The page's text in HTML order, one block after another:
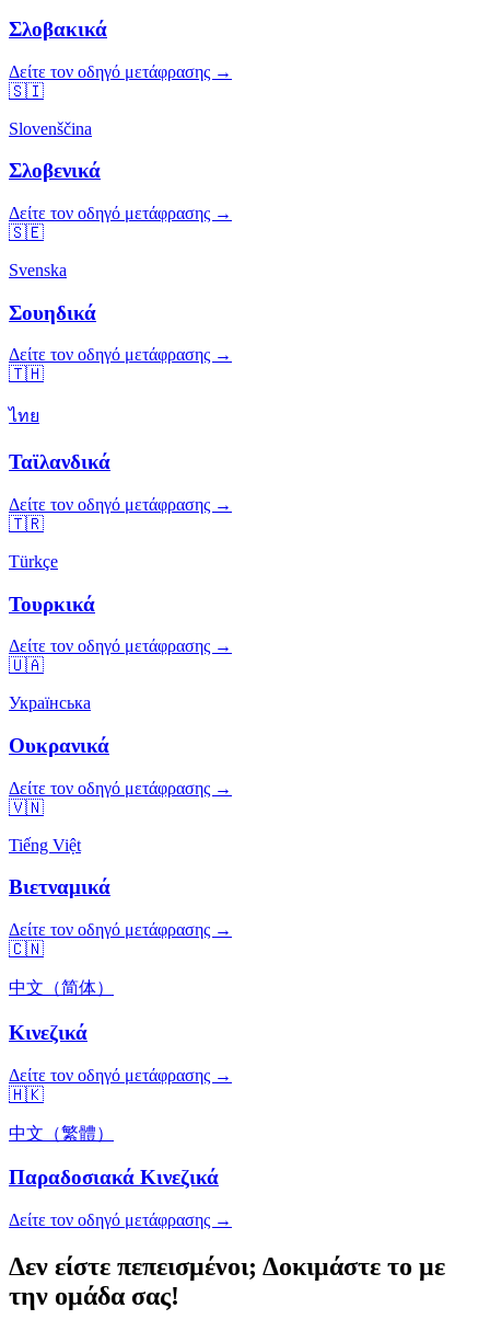
Σλοβακικά
Δείτε τον οδηγό μετάφρασης →
🇸🇮
Slovenščina
Σλοβενικά
Δείτε τον οδηγό μετάφρασης →
🇸🇪
Svenska
Σουηδικά
Δείτε τον οδηγό μετάφρασης →
🇹🇭
ไทย
Ταϊλανδικά
Δείτε τον οδηγό μετάφρασης →
🇹🇷
Türkçe
Τουρκικά
Δείτε τον οδηγό μετάφρασης →
🇺🇦
Українська
Ουκρανικά
Δείτε τον οδηγό μετάφρασης →
🇻🇳
Tiếng Việt
Βιετναμικά
Δείτε τον οδηγό μετάφρασης →
🇨🇳
中文（简体）
Κινεζικά
Δείτε τον οδηγό μετάφρασης →
🇭🇰
中文（繁體）
Παραδοσιακά Κινεζικά
Δείτε τον οδηγό μετάφρασης →
Δεν είστε πεπεισμένοι; Δοκιμάστε το με
την ομάδα σας!